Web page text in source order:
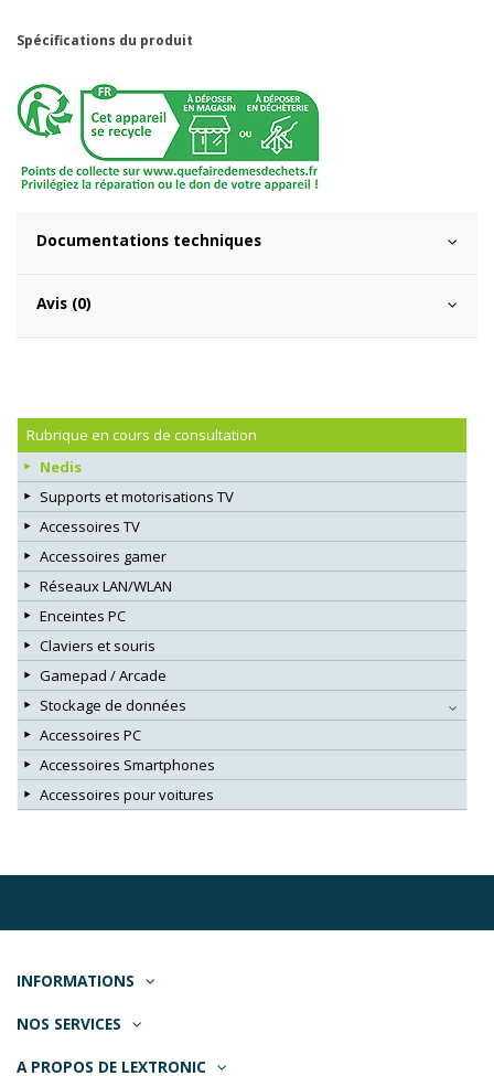
Spécifications du produit
Documentations techniques
Avis (0)
Rubrique en cours de consultation
Nedis
Supports et motorisations TV
Accessoires TV
Accessoires gamer
Réseaux LAN/WLAN
Enceintes PC
Claviers et souris
Gamepad / Arcade
Stockage de données
Accessoires PC
Accessoires Smartphones
Accessoires pour voitures
INFORMATIONS
NOS SERVICES
A PROPOS DE LEXTRONIC